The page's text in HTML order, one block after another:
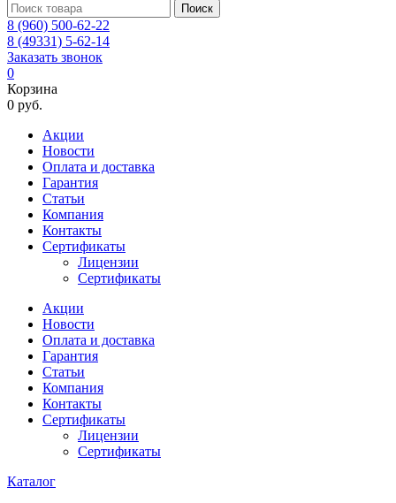
Поиск
8 (960) 500-62-22
8 (49331) 5-62-14
Заказать звонок
0
Корзина
0 руб.
Акции
Новости
Оплата и доставка
Гарантия
Статьи
Компания
Контакты
Сертификаты
Лицензии
Сертификаты
Акции
Новости
Оплата и доставка
Гарантия
Статьи
Компания
Контакты
Сертификаты
Лицензии
Сертификаты
Каталог